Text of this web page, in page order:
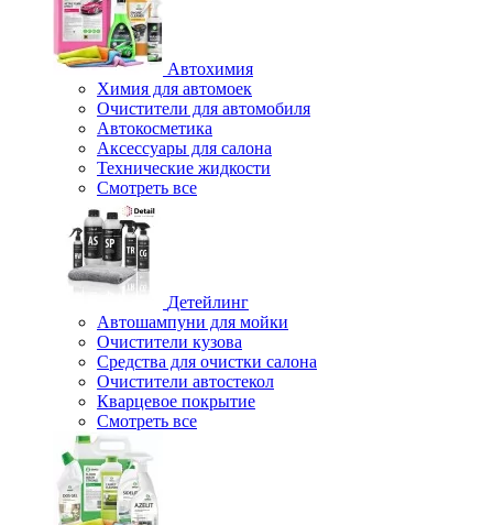
Автохимия
Химия для автомоек
Очистители для автомобиля
Автокосметика
Аксессуары для салона
Технические жидкости
Смотреть все
Детейлинг
Автошампуни для мойки
Очистители кузова
Средства для очистки салона
Очистители автостекол
Кварцевое покрытие
Смотреть все